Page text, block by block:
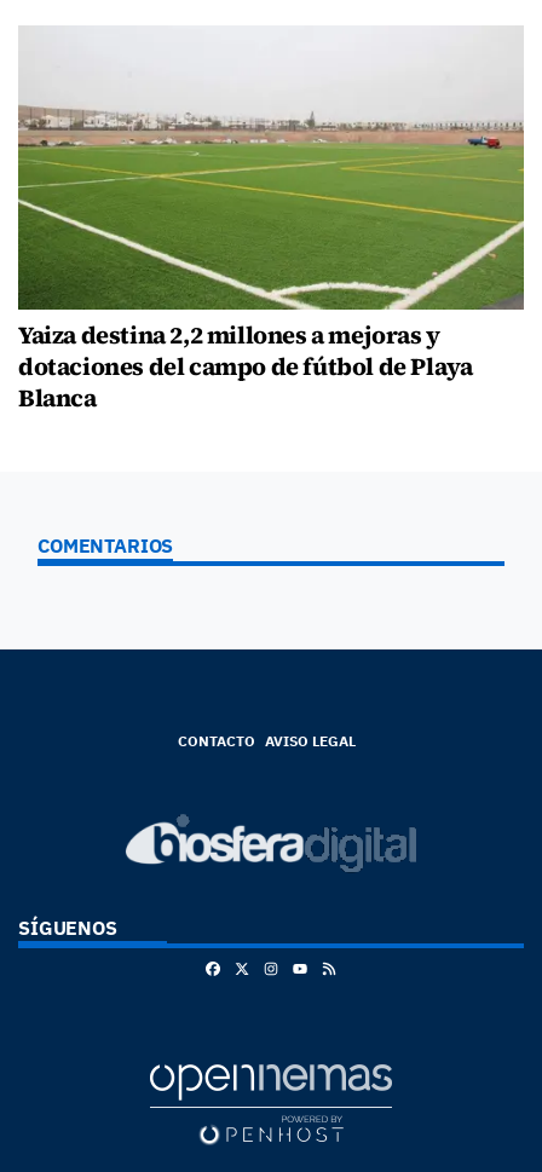
Yaiza destina 2,2 millones a mejoras y
dotaciones del campo de fútbol de Playa
Blanca
COMENTARIOS
CONTACTO AVISO LEGAL
SÍGUENOS
FacebookInstagram